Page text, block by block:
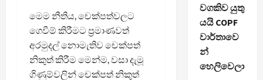
මෙම නීතිය, චෙක්පත්වලට
ගෙවීම් කිරීමට ප්‍රමාණවත්
අරමුදල් නොමැතිව චෙක්පත්
නිකුත් කිරීම මෙන්ම, වසා දැමූ
ගිණුම්වලින් චෙක්පත් නිකුත්
වගකිව යුතු
යයි COPF
වාර්තාවෙ
න්
හෙලිවෙලා